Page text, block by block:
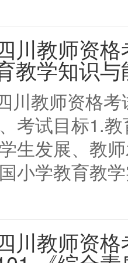
川教师资
教学知识与
川教师资格
考试目标1.
生发展、教
小学教育教
川教师资